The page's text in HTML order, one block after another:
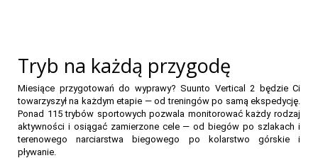
Tryb na każdą przygodę
Miesiące przygotowań do wyprawy? Suunto Vertical 2 będzie Ci
towarzyszył na każdym etapie — od treningów po samą ekspedycję.
Ponad 115 trybów sportowych pozwala monitorować każdy rodzaj
aktywności i osiągać zamierzone cele — od biegów po szlakach i
terenowego narciarstwa biegowego po kolarstwo górskie i
pływanie.